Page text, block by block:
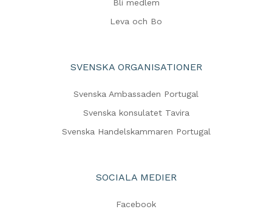
Bli medlem
Leva och Bo
SVENSKA ORGANISATIONER
Svenska Ambassaden Portugal
Svenska konsulatet Tavira
Svenska Handelskammaren Portugal
SOCIALA MEDIER
Facebook